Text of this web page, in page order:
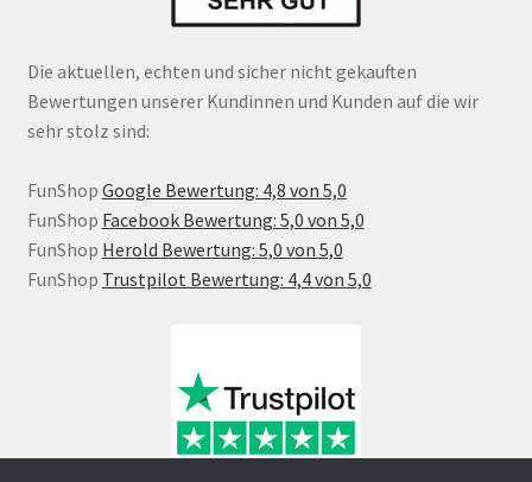
Die aktuellen, echten und sicher nicht gekauften
Bewertungen unserer Kundinnen und Kunden auf die wir
sehr stolz sind:
FunShop Google Bewertung: 4,8 von 5,0
FunShop Facebook Bewertung: 5,0 von 5,0
FunShop Herold Bewertung: 5,0 von 5,0
FunShop Trustpilot Bewertung: 4,4 von 5,0